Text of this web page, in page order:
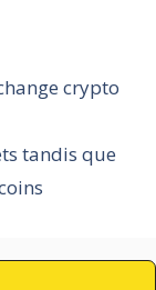
crypto
tandis que